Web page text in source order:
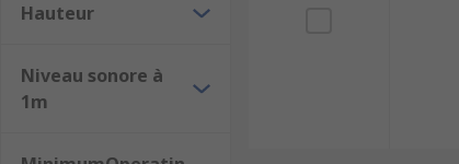
Hauteur
Niveau sonore à
1m